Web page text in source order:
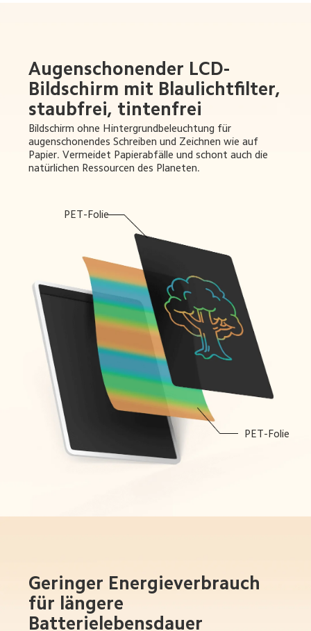
Augenschonender LCD-
Bildschirm mit Blaulichtfilter,
staubfrei, tintenfrei
Bildschirm ohne Hintergrundbeleuchtung für
augenschonendes Schreiben und Zeichnen wie auf
Papier. Vermeidet Papierabfälle und schont auch die
natürlichen Ressourcen des Planeten.
PET-Folie
PET-Folie
Geringer Energieverbrauch
für längere
Batterielebensdauer